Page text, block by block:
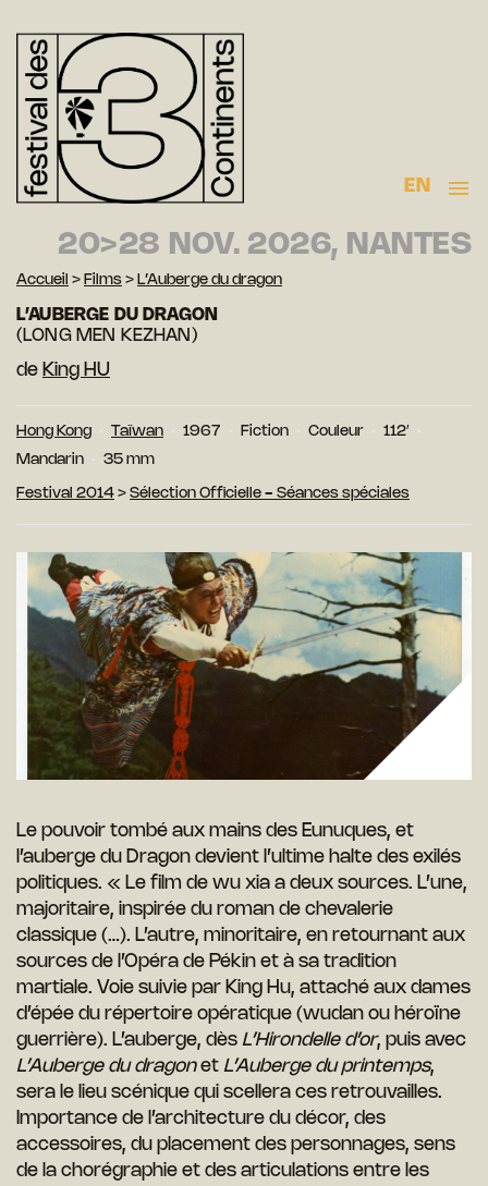
EN
20>28 NOV. 2026, NANTES
Accueil > Films > L’Auberge du dragon
L’AUBERGE DU DRAGON
(LONG MEN KEZHAN)
de King HU
Hong Kong Taïwan 1967 Fiction Couleur
112′
Mandarin
35 mm
Festival 2014 > Sélection Officielle - Séances spéciales
Le pouvoir tombé aux mains des Eunuques, et
l’auberge du Dragon devient l’ultime halte des exilés
politiques. « Le film de wu xia a deux sources. L’une,
majoritaire, inspirée du roman de chevalerie
classique (…). L’autre, minoritaire, en retournant aux
sources de l’Opéra de Pékin et à sa tradition
martiale. Voie suivie par King Hu, attaché aux dames
d’épée du répertoire opératique (wudan ou héroïne
guerrière). L’auberge, dès L’Hirondelle d’or, puis avec
L’Auberge du dragonet L’Auberge du printemps,
sera le lieu scénique qui scellera ces retrouvailles.
Importance de l’architecture du décor, des
accessoires, du placement des personnages, sens
de la chorégraphie et des articulations entre les